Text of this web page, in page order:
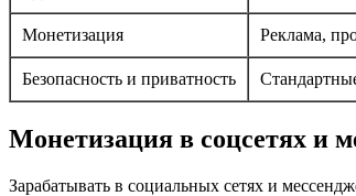
Монетизация Реклама,
Безопасность и приватность
Монетизация в соцсетях и
Зарабатывать в социальных сетях и